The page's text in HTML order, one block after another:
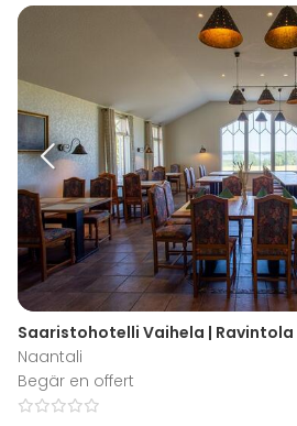
Saaristohotelli Vaihela | Ravintola
Naantali
Begär en offert